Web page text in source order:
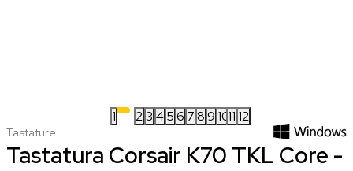
1 23 456 789101112
Tastature
Tastatura Corsair K70 TKL Core -